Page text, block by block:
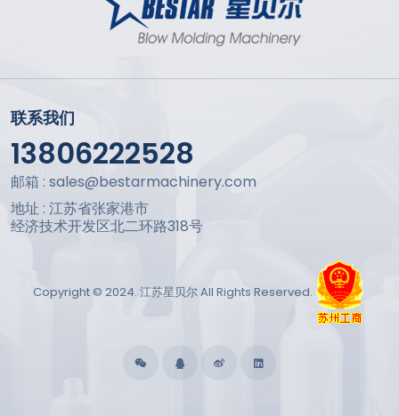
联系我们
13806222528
邮箱 : sales@bestarmachinery.com
地址 : 江苏省张家港市
经济技术开发区北二环路318号
Copyright © 2024. 江苏星贝尔 All Rights Reserved.